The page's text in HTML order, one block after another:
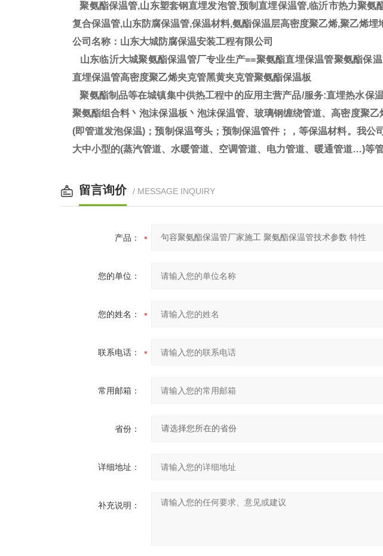
聚氨酯保温管,山东塑套钢直埋发泡管,预制直埋保温管,临沂市热力聚氨
复合保温管,山东防腐保温管,保温材料,氨酯保温层高密度聚乙烯,聚乙烯埋
公司名称：山东大城防腐保温安装工程有限公司
山东临沂大城聚氨酯保温管厂专业生产==聚氨酯直埋保温管聚氨酯保
直埋保温管高密度聚乙烯夹克管黑黄夹克管聚氨酯保温板
聚氨酯制品等在城镇集中供热工程中的应用主营产品/服务:直埋热水保
聚氨酯组合料丶泡沫保温板丶泡沫保温管、玻璃钢缠绕管道、高密度聚
(即管道发泡保温)；预制保温弯头；预制保温管件；，等保温材料。我
大中小型的(蒸汽管道、水暖管道、空调管道、电力管道、暖通管道…)等
留言询价 / MESSAGE INQUIRY
产品：
您的单位：
您的姓名：
联系电话：
常用邮箱：
省份：
详细地址：
补充说明：